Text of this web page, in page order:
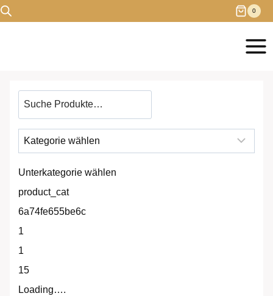
Zum
0
Produkt
suchen
Unterkategorie wählen
product_cat
6a74fe655be6c
1
1
15
Loading….